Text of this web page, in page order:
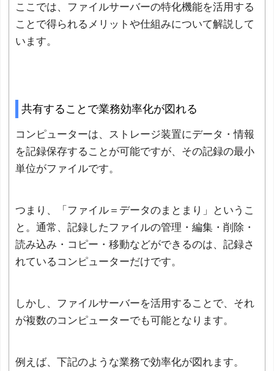
ここでは、ファイルサーバーの特化機能を活用する
ことで得られるメリットや仕組みについて解説して
います。
共有することで業務効率化が図れる
コンピューターは、ストレージ装置にデータ・情報
を記録保存することが可能ですが、その記録の最小
単位がファイルです。
つまり、「ファイル＝データのまとまり」というこ
と。通常、記録したファイルの管理・編集・削除・
読み込み・コピー・移動などができるのは、記録さ
れているコンピューターだけです。
しかし、ファイルサーバーを活用することで、それ
が複数のコンピューターでも可能となります。
例えば、下記のような業務で効率化が図れます。